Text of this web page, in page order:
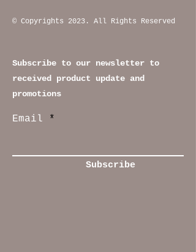
© Copyrights 2023. All Rights Reserved
Subscribe to our newsletter to
received product update and
promotions
Email
Subscribe